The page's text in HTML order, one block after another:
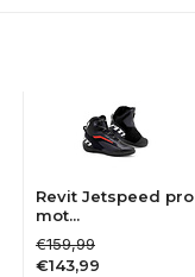
Revit Jetspeed pro
mot...
€159,99
€143,99